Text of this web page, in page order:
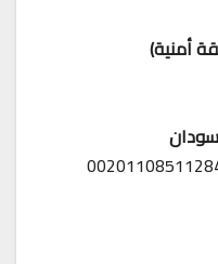
أمنية)